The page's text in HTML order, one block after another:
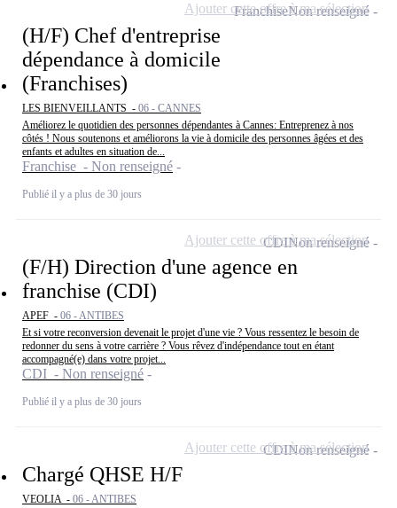
(H/F) Chef d'entreprise
dépendance à domicile
(Franchises)
LES BIENVEILLANTS - 06 - CANNES
Améliorez le quotidien des personnes dépendantes à Cannes: Entreprenez à nos
côtés ! Nous soutenons et améliorons la vie à domicile des personnes âgées et des
enfants et adultes en situation de...
Franchise - Non renseigné
Publié il y a plus de 30 jours
FranchiseNon renseigné
Ajouter cette offre à ma sélection
(F/H) Direction d'une agence en
franchise (CDI)
APEF - 06 - ANTIBES
Et si votre reconversion devenait le projet d'une vie ? Vous ressentez le besoin de
redonner du sens à votre carrière ? Vous rêvez d'indépendance tout en étant
accompagné(e) dans votre projet...
CDI - Non renseigné
Publié il y a plus de 30 jours
CDINon renseigné
Ajouter cette offre à ma sélection
Chargé QHSE H/F
VEOLIA - 06 - ANTIBES
CDINon renseigné
Ajouter cette offre à ma sélection